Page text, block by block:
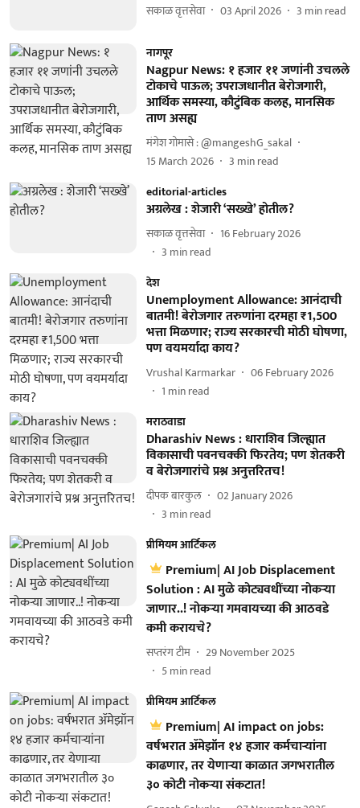
सकाळ वृत्तसेवा 03 April 2026 3 min read
नागपूर
Nagpur News: १ हजार ११ जणांनी उचलले
टोकाचे पाऊल; उपराजधानीत बेरोजगारी,
आर्थिक समस्या, कौटुंबिक कलह, मानसिक
ताण असह्य
मंगेश गोमासे : @mangeshG_sakal
15 March 2026
3 min read
editorial-articles
अग्रलेख : शेजारी ‘सख्खे’ होतील?
सकाळ वृत्तसेवा
16 February 2026
3 min read
देश
Unemployment Allowance: आनंदाची
बातमी! बेरोजगार तरुणांना दरमहा ₹1,500
भत्ता मिळणार; राज्य सरकारची मोठी घोषणा,
पण वयमर्यादा काय?
Vrushal Karmarkar
06 February 2026
1 min read
मराठवाडा
Dharashiv News : धाराशिव जिल्ह्यात
विकासाची पवनचक्की फिरतेय; पण शेतकरी
व बेरोजगारांचे प्रश्न अनुत्तरितच!
दीपक बारकुल
02 January 2026
3 min read
प्रीमियम आर्टिकल
Premium| AI Job Displacement
Solution : AI मुळे कोट्यवधींच्या नोकऱ्या
जाणार..! नोकऱ्या गमवायच्या की आठवडे
कमी करायचे?
सप्तरंग टीम
29 November 2025
5min read
प्रीमियम आर्टिकल
Premium| AI impact on jobs:
वर्षभरात ॲमेझॉन १४ हजार कर्मचाऱ्यांना
काढणार, तर येणाऱ्या काळात जगभरातील
३० कोटी नोकऱ्या संकटात!